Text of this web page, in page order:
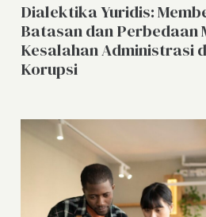
Dialektika Yuridis:
Batasan dan Perbedaan
Kesalahan Administrasi
Korupsi